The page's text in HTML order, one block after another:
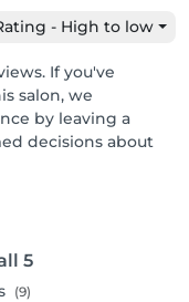
- High to low
If you've
salon, we
by leaving a
decisions about
5
(9)